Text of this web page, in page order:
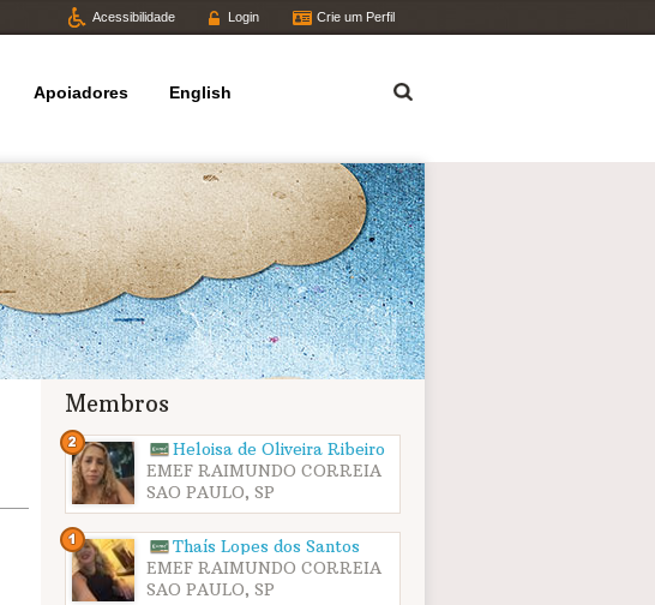
Acessibilidade Login Crie um Perfil
Apoiadores English Termo
Membros
Heloisa de Oliveira Ribeiro
EMEF RAIMUNDO CORREIA
SAO PAULO, SP
Thaís Lopes dos Santos
EMEF RAIMUNDO CORREIA
SAO PAULO, SP